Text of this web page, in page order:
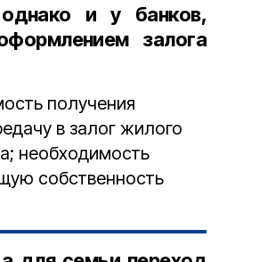
и у банков,
залога
получения
в залог жилого
необходимость
собственность